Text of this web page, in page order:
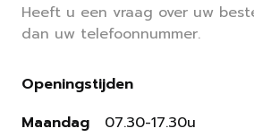
Heeft u een vraag over uw
dan uw telefoonnummer.
Openingstijden
Maandag
07.30-17.30u